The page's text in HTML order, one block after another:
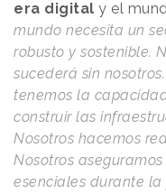
era digital y el
mundo necesita un
robusto y sostenible.
sucederá sin
tenemos la
construir las
Nosotros hacemos
Nosotros
esenciales durante